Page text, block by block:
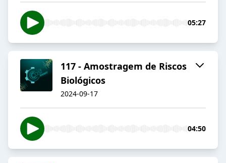
05:27
117 - Amostragem de Riscos
Biológicos
2024-09-17
04:50